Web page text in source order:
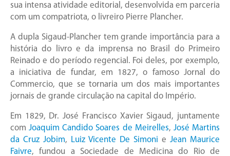
sua intensa atividade editorial, desenvolvida em parceria
com um compatriota, o livreiro Pierre Plancher.
A dupla Sigaud-Plancher tem grande importância para a
história do livro e da imprensa no Brasil do Primeiro
Reinado e do período regencial. Foi deles, por exemplo,
a iniciativa de fundar, em 1827, o famoso Jornal do
Commercio, que se tornaria um dos mais importantes
jornais de grande circulação na capital do Império.
Em 1829, Dr. José Francisco Xavier Sigaud, juntamente
comJoaquim Candido Soares de Meirelles, José Martins
da Cruz Jobim, Luiz Vicente De Simoni e Jean Maurice
Faivre, fundou a Sociedade de Medicina do Rio de